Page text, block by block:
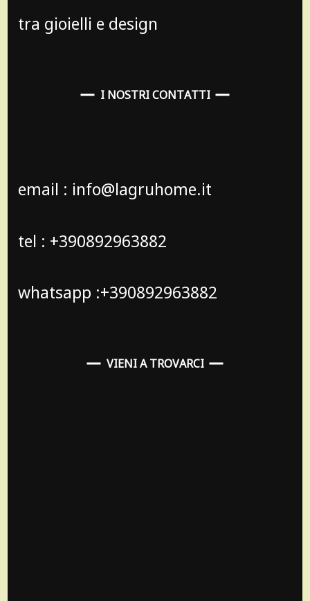
tra gioielli e design
I NOSTRI CONTATTI
email : info@lagruhome.it
tel : +390892963882
whatsapp :+390892963882
VIENI A TROVARCI